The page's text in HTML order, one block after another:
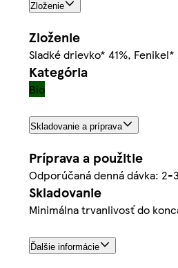
Zloženie
Zloženie
Sladké drievko* 41%,
Kategória
Bio
Skladovanie a príprava
Príprava a použitie
Odporúčaná denná dávka:
Skladovanie
Minimálna trvanlivosť do
Ďalšie informácie